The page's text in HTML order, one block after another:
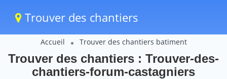
Trouver des chantiers
Accueil Trouver des chantiers batiment
Trouver des chantiers : Trouver-des-
chantiers-forum-castagniers